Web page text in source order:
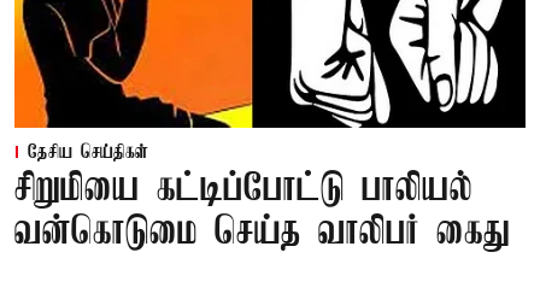
தேசிய செய்திகள்
சிறுமியை கட்டிப்போட்டு பாலியல்
வன்கொடுமை செய்த வாலிபர் கைது